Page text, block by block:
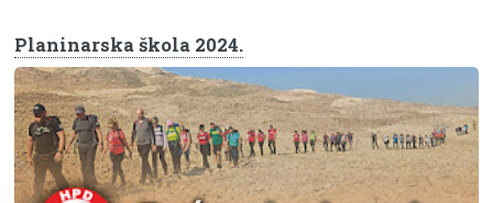
Planinarska škola 2024.